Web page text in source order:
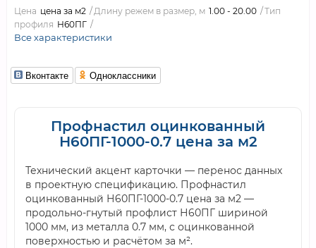
Цена цена за м2 Длину режем в размер, м 1.00 - 20.00
Тип
профиля Н60ПГ
Все характеристики
Вконтакте Одноклассники
Профнастил оцинкованный
Н60ПГ-1000-0.7 цена за м2
Технический акцент карточки — перенос данных
в проектную спецификацию. Профнастил
оцинкованный Н60ПГ-1000-0.7 цена за м2 —
продольно-гнутый профлист Н60ПГ шириной
1000 мм, из металла 0.7 мм, с оцинкованной
поверхностью и расчётом за м².